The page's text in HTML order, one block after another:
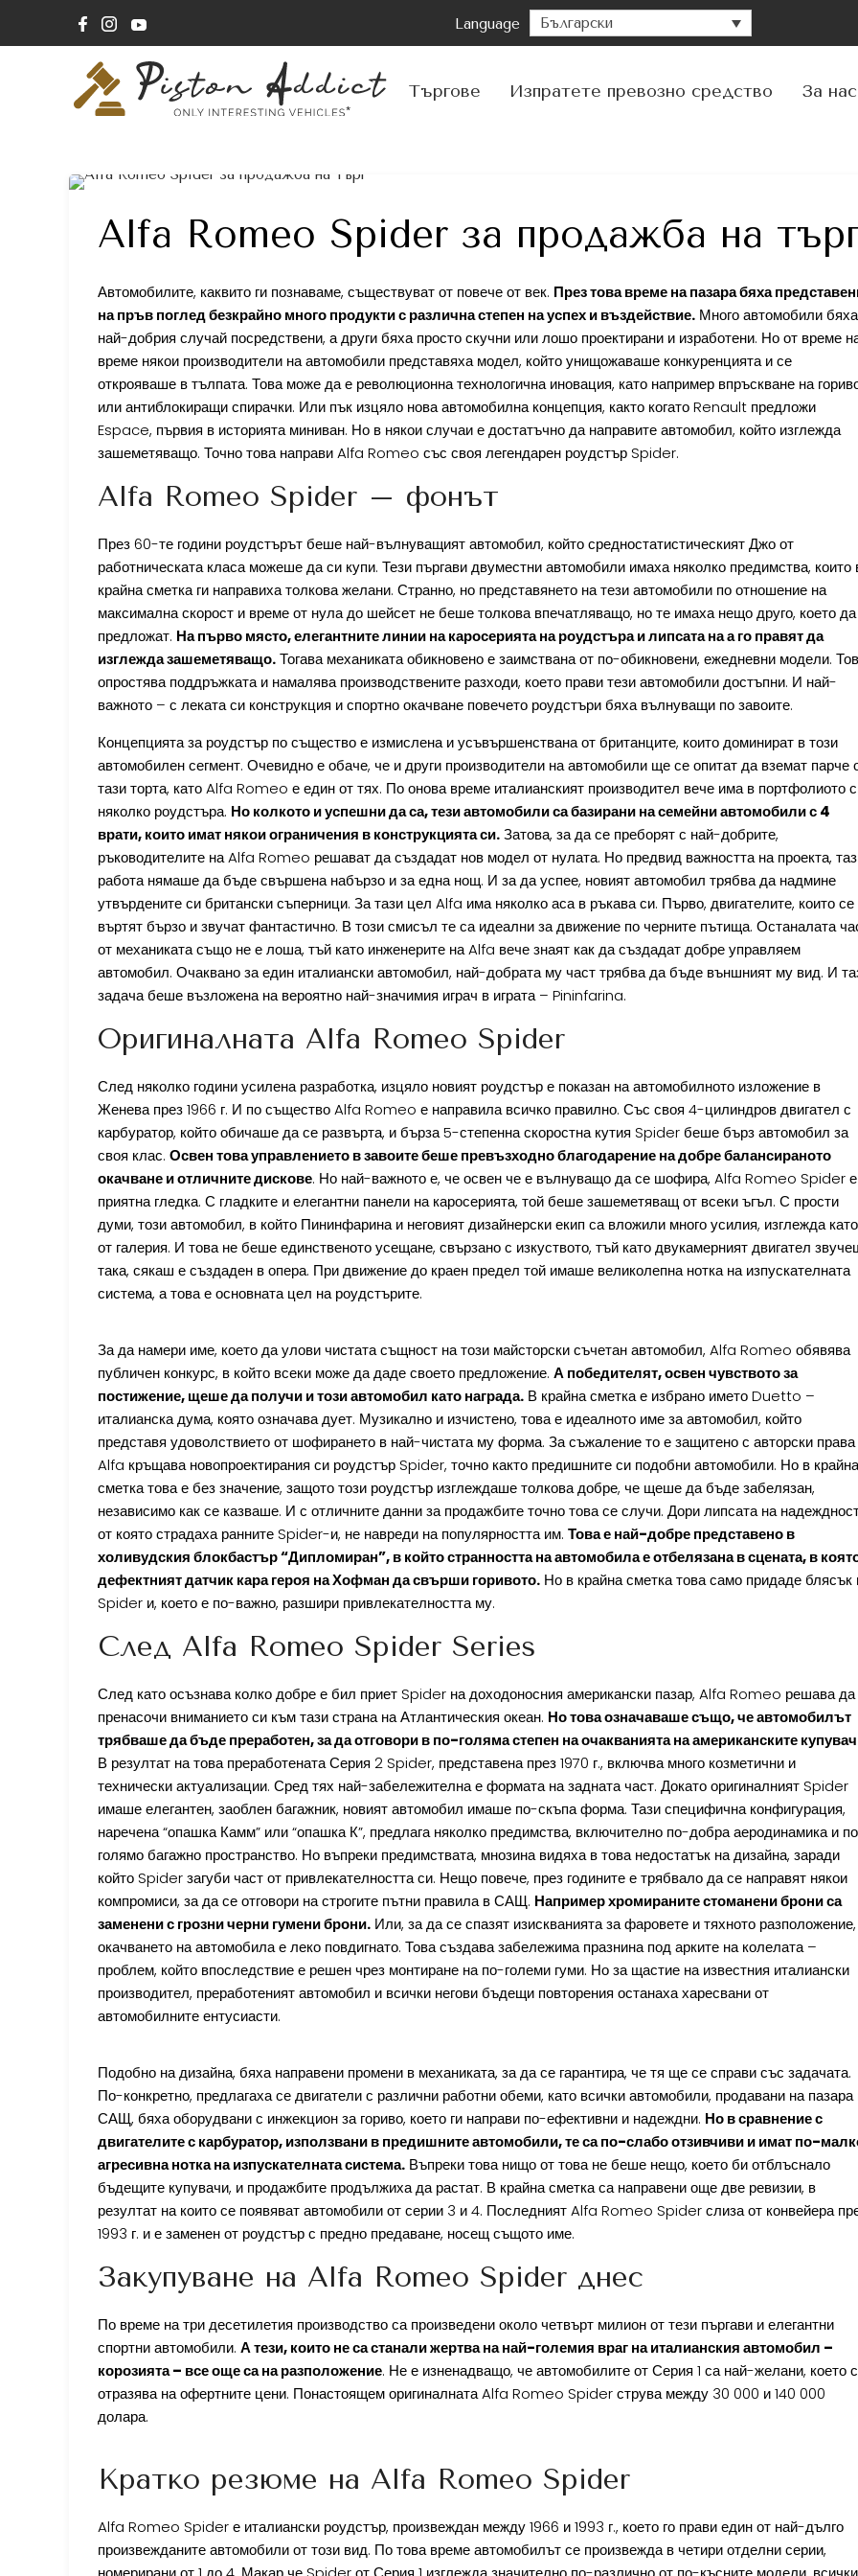
Language Български
към
Търгове Изпратете превозно средство За нас
Alfa Romeo Spider за продажба на
Автомобилите, каквито ги познаваме, съществуват от повече от век. През това време на пазара бяха
на пръв поглед безкрайно много продукти с различна степен на успех и въздействие. Много автомобили
най-добрия случай посредствени, а други бяха просто скучни или лошо проектирани и изработени. Но от време
време някои производители на автомобили представяха модел, който унищожаваше конкуренцията и се
открояваше в тълпата. Това може да е революционна технологична иновация, като например впръскване на
или антиблокиращи спирачки. Или пък изцяло нова автомобилна концепция, както когато Renault предложи
Espace, първия в историята миниван. Но в някои случаи е достатъчно да направите автомобил, който изглежда
зашеметяващо. Точно това направи Alfa Romeo със своя легендарен роудстър Spider.
Alfa Romeo Spider – фонът
През 60-те години роудстърът беше най-вълнуващият автомобил, който средностатистическият Джо от
работническата класа можеше да си купи. Тези пъргави двуместни автомобили имаха няколко предимства, които
крайна сметка ги направиха толкова желани. Странно, но представянето на тези автомобили по отношение на
максимална скорост и време от нула до шейсет не беше толкова впечатляващо, но те имаха нещо друго, което да
предложат. На първо място, елегантните линии на каросерията на роудстъра и липсата на а го правят да
изглежда зашеметяващо.Тогава механиката обикновено е заимствана от по-обикновени, ежедневни модели.
опростява поддръжката и намалява производствените разходи, което прави тези автомобили достъпни. И най-
важното – с леката си конструкция и спортно окачване повечето роудстъри бяха вълнуващи по завоите.
Концепцията за роудстър по същество е измислена и усъвършенствана от британците, които доминират в този
автомобилен сегмент. Очевидно е обаче, че и други производители на автомобили ще се опитат да вземат парче
тази торта, като Alfa Romeo е един от тях. По онова време италианският производител вече има в портфолиото
няколко роудстъра. Но колкото и успешни да са, тези автомобили са базирани на семейни автомобили с 4
врати, които имат някои ограничения в конструкцията си.Затова, за да се преборят с най-добрите,
ръководителите на Alfa Romeo решават да създадат нов модел от нулата. Но предвид важността на проекта,
работа нямаше да бъде свършена набързо и за една нощ. И за да успее, новият автомобил трябва да надмине
утвърдените си британски съперници. За тази цел Alfa има няколко аса в ръкава си. Първо, двигателите, които се
въртят бързо и звучат фантастично. В този смисъл те са идеални за движение по черните пътища. Останалата
от механиката също не е лоша, тъй като инженерите на Alfa вече знаят как да създадат добре управляем
автомобил. Очаквано за един италиански автомобил, най-добрата му част трябва да бъде външният му вид. И
задача беше възложена на вероятно най-значимия играч в играта – Pininfarina.
Оригиналната Alfa Romeo Spider
След няколко години усилена разработка, изцяло новият роудстър е показан на автомобилното изложение в
Женева през 1966 г. И по същество Alfa Romeo е направила всичко правилно. Със своя 4-цилиндров двигател с
карбуратор, който обичаше да се развърта, и бърза 5-степенна скоростна кутия Spider беше бърз автомобил за
своя клас. Освен това управлението в завоите беше превъзходно благодарение на добре балансираното
окачване и отличните дискове. Но най-важното е, че освен че е вълнуващо да се шофира, Alfa Romeo Spider
приятна гледка. С гладките и елегантни панели на каросерията, той беше зашеметяващ от всеки ъгъл. С прости
думи, този автомобил, в който Пининфарина и неговият дизайнерски екип са вложили много усилия, изглежда като
от галерия. И това не беше единственото усещане, свързано с изкуството, тъй като двукамерният двигател
така, сякаш е създаден в опера. При движение до краен предел той имаше великолепна нотка на изпускателната
система, а това е основната цел на роудстърите.
За да намери име, което да улови чистата същност на този майсторски съчетан автомобил, Alfa Romeo обявява
публичен конкурс, в който всеки може да даде своето предложение. А победителят, освен чувството за
постижение, щеше да получи и този автомобил като награда. В крайна сметка е избрано името Duetto –
италианска дума, която означава дует. Музикално и изчистено, това е идеалното име за автомобил, който
представя удоволствието от шофирането в най-чистата му форма. За съжаление то е защитено с авторски
Alfa кръщава новопроектирания си роудстър Spider, точно както предишните си подобни автомобили. Но в крайна
сметка това е без значение, защото този роудстър изглеждаше толкова добре, че щеше да бъде забелязан,
независимо как се казваше. И с отличните данни за продажбите точно това се случи. Дори липсата на
от която страдаха ранните Spider-и, не навреди на популярността им. Това е най-добре представено в
холивудския блокбастър “Дипломиран”, в който странността на автомобила е отбелязана в сцената, в
дефектният датчик кара героя на Хофман да свърши горивото. Но в крайна сметка това само придаде блясък
Spider и, което е по-важно, разшири привлекателността му.
След Alfa Romeo Spider Series
След като осъзнава колко добре е бил приет Spider на доходоносния американски пазар, Alfa Romeo решава да
пренасочи вниманието си към тази страна на Атлантическия океан. Но това означаваше също, че автомобилът
трябваше да бъде преработен, за да отговори в по-голяма степен на очакванията на американските
В резултат на това преработената Серия 2 Spider, представена през 1970 г., включва много козметични и
технически актуализации. Сред тях най-забележителна е формата на задната част. Докато оригиналният Spider
имаше елегантен, заоблен багажник, новият автомобил имаше по-скъпа форма. Тази специфична конфигурация,
наречена “опашка Камм” или “опашка К”, предлага няколко предимства, включително по-добра аеродинамика и
голямо багажно пространство. Но въпреки предимствата, мнозина видяха в това недостатък на дизайна, заради
който Spider загуби част от привлекателността си. Нещо повече, през годините е трябвало да се направят някои
компромиси, за да се отговори на строгите пътни правила в САЩ. Например хромираните стоманени брони са
заменени с грозни черни гумени брони. Или, за да се спазят изискванията за фаровете и тяхното разположение,
окачването на автомобила е леко повдигнато. Това създава забележима празнина под арките на колелата –
проблем, който впоследствие е решен чрез монтиране на по-големи гуми. Но за щастие на известния италиански
производител, преработеният автомобил и всички негови бъдещи повторения останаха харесвани от
автомобилните ентусиасти.
Подобно на дизайна, бяха направени промени в механиката, за да се гарантира, че тя ще се справи със задачата.
По-конкретно, предлагаха се двигатели с различни работни обеми, като всички автомобили, продавани на пазара
САЩ, бяха оборудвани с инжекцион за гориво, което ги направи по-ефективни и надеждни. Но в сравнение с
двигателите с карбуратор, използвани в предишните автомобили, те са по-слабо отзивчиви и имат по-
агресивна нотка на изпускателната система. Въпреки това нищо от това не беше нещо, което би отблъснало
бъдещите купувачи, и продажбите продължиха да растат. В крайна сметка са направени още две ревизии, в
резултат на които се появяват автомобили от серии 3 и 4. Последният Alfa Romeo Spider слиза от конвейера
1993 г. и е заменен от роудстър с предно предаване, носещ същото име.
Закупуване на Alfa Romeo Spider днес
По време на три десетилетия производство са произведени около четвърт милион от тези пъргави и елегантни
спортни автомобили. А тези, които не са станали жертва на най-големия враг на италианския автомобил –
корозията – все още са на разположение. Не е изненадващо, че автомобилите от Серия 1 са най-желани, което
отразява на офертните цени. Понастоящем оригиналната Alfa Romeo Spider струва между 30 000 и 140 000
долара.
Кратко резюме на Alfa Romeo Spider
Alfa Romeo Spider е италиански роудстър, произвеждан между 1966 и 1993 г., което го прави един от най-дълго
произвежданите автомобили от този вид. По това време автомобилът се произвежда в четири отделни серии,